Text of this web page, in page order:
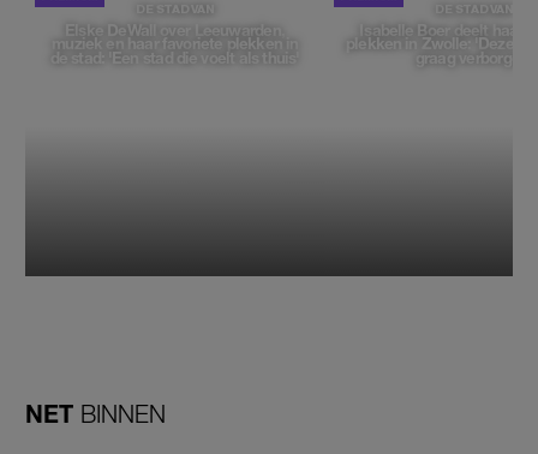
DE STAD VAN
Elske DeWall over Leeuwarden,
muziek en haar favoriete plekken in
de stad: 'Een stad die voelt als thuis'
DE STAD VAN
Isabelle Boer deelt haar
plekken in Zwolle: 'Deze
graag verborgen'
NET BINNEN